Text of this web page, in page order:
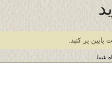
پر کنید.
شما